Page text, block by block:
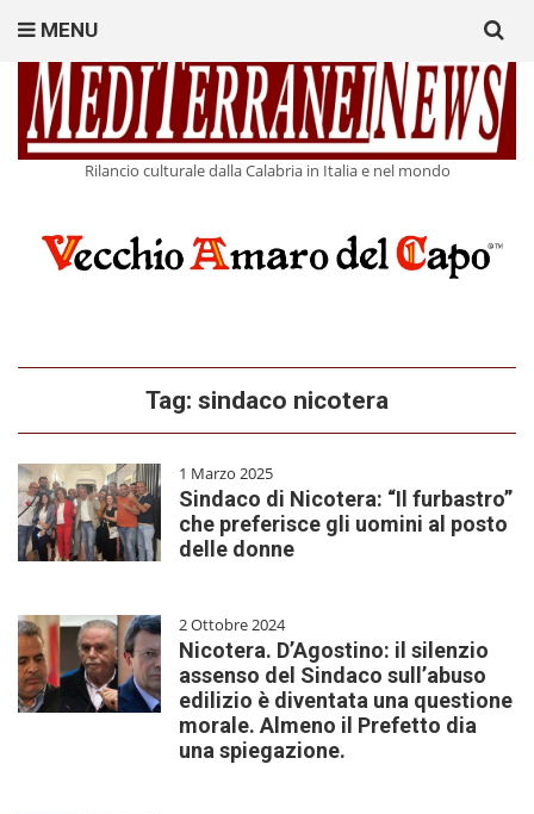
Rilancio culturale dalla Calabria in Italia e nel mondo
MENU
for:
Tag: sindaco nicotera
1 Marzo 2025
Sindaco di Nicotera: “Il furbastro”
che preferisce gli uomini al posto
delle donne
2 Ottobre 2024
Nicotera. D’Agostino: il silenzio
assenso del Sindaco sull’abuso
edilizio è diventata una questione
morale. Almeno il Prefetto dia
una spiegazione.